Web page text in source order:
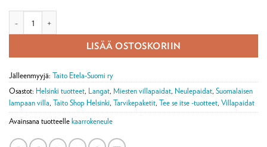
LISÄÄ OSTOSKORIIN
Jälleenmyyjä: Taito Etela-Suomi ry
Osastot: Helsinki tuotteet, Langat, Miesten villapaidat, Neulepaidat, Suomalaisen
lampaan villa, Taito Shop Helsinki, Tarvikepaketit, Tee se itse -tuotteet, Villapaidat
Avainsana tuotteelle kaarrokeneule